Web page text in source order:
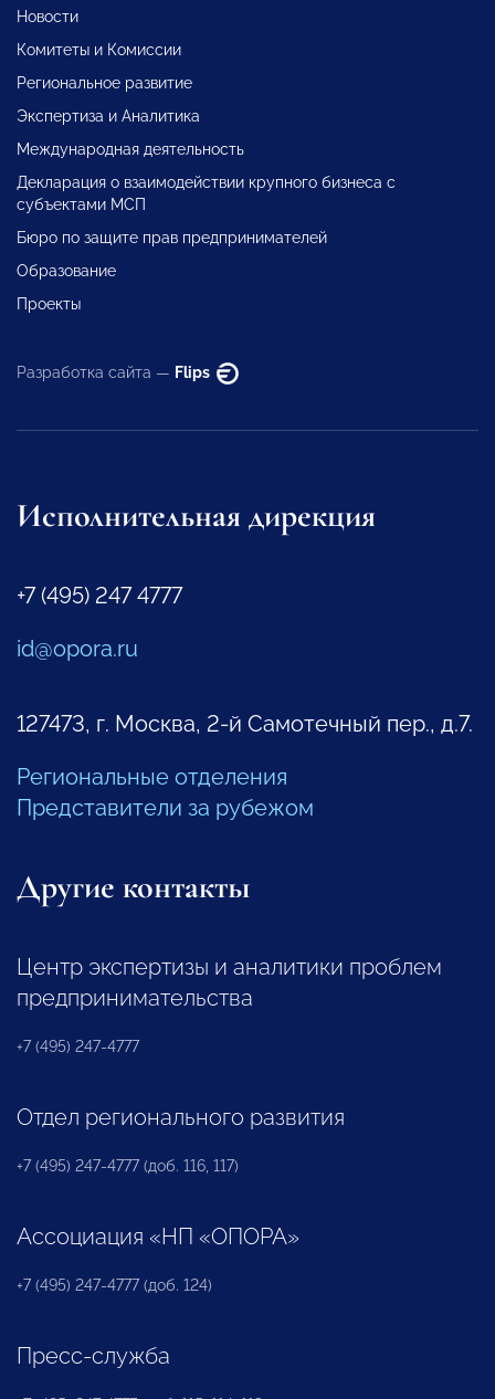
Новости
Комитеты и Комиссии
Региональное развитие
Экспертиза и Аналитика
Международная деятельность
Декларация о взаимодействии крупного бизнеса с
субъектами МСП
Бюро по защите прав предпринимателей
Образование
Проекты
Разработка сайта — Flips
Исполнительная дирекция
+7 (495) 247 4777
id@opora.ru
127473, г. Москва, 2-й Самотечный пер., д.7.
Региональные отделения
Представители за рубежом
Другие контакты
Центр экспертизы и аналитики проблем
предпринимательства
+7 (495) 247-4777
Отдел регионального развития
+7 (495) 247-4777 (доб. 116, 117)
Ассоциация «НП «ОПОРА»
+7 (495) 247-4777 (доб. 124)
Пресс-служба